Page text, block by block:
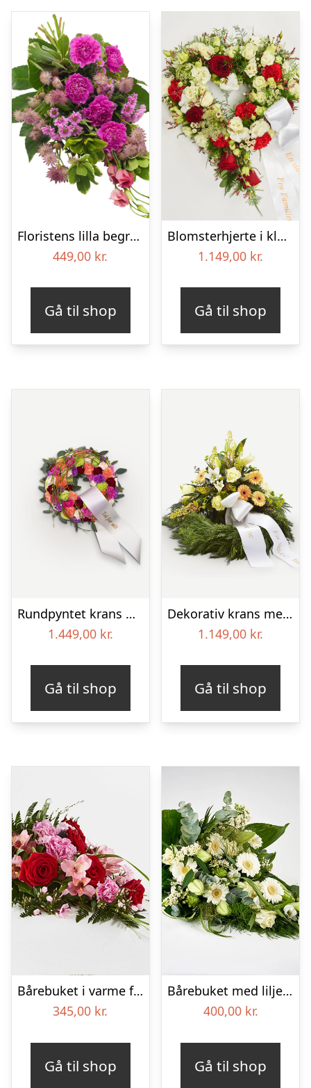
Floristens lilla begravelses­buket
449,00 kr.
Gå til shop
Blomsterhjerte i klassisk stil med bånd
1.149,00 kr.
Gå til shop
Rundpyntet krans med bånd
1.449,00 kr.
Gå til shop
Dekorativ krans med bånd
1.149,00 kr.
Gå til shop
Bårebuket i varme farver – Blomster til begravelse
345,00 kr.
Gå til shop
Bårebuket med liljer, floristens valg – Blomster til begravelse
400,00 kr.
Gå til shop